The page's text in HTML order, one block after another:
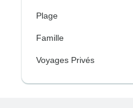
Plage
Famille
Voyages Privés